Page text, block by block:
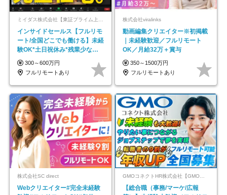
ミイダス株式会社【東証プライム上場パーソルグループ】
インサイドセールス【フルリモ
ート/全国どこでも働ける】未経
験OK*土日祝休み*残業少なめ*
在宅勤務手当あり
300～600万円
フルリモートあり
株式会社viralinks
動画編集クリエイター※初掲載
｜未経験歓迎／フルリモート
OK／月給32万＋賞与
350～1500万円
フルリモートあり
株式会社SC direct
Webクリエイター#完全未経験
GMOコネクトHR株式会社【GMOインターネットグループ】
【総合職（事務/マーケ/広報